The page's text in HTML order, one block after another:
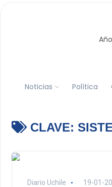
Noticias Política
CLAVE:
Diario Uchile 19-01-